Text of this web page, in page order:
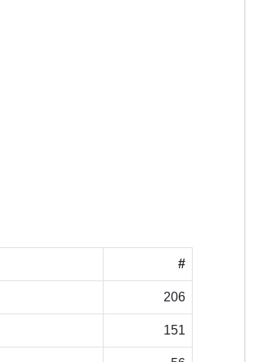
#
206
151